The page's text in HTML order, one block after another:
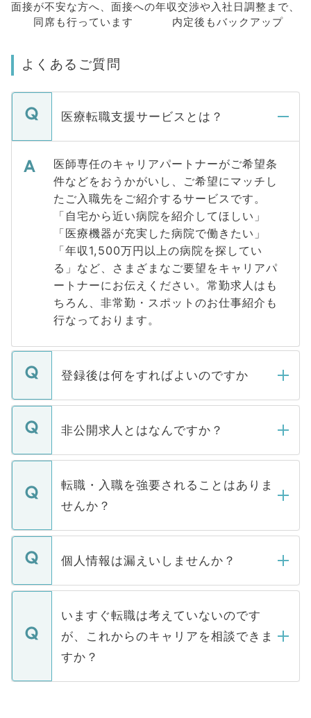
面接が不安な方へ、 面接への
同席も行っています
年収交渉や入社日調整まで、
内定後もバックアップ
よくあるご質問
医療転職支援サービスとは？
医師専任のキャリアパートナーがご希望条
件などをおうかがいし、ご希望にマッチし
たご入職先をご紹介するサービスです。
「自宅から近い病院を紹介してほしい」
「医療機器が充実した病院で働きたい」
「年収1,500万円以上の病院を探してい
る」など、さまざまなご要望をキャリアパ
ートナーにお伝えください。常勤求人はも
ちろん、非常勤・スポットのお仕事紹介も
行なっております。
登録後は何をすればよいのですか
ご登録いただきましたら、弊社担当者がご
登録内容を確認し、その後メールもしくは
ます。通常、5営業日以内にはご連絡をせて
いただきますので、しばらくお待ちくださ
非公開求人とはなんですか？
マイナビDOCTORで取り扱っている求人の
うち約3割は、Webサイトからご覧いただ
けない「非公開求人」です。非公開求人は
下記の理由によって、一般には公開してい
ません。
■応募殺到を避けるため 人気のある医療機
関を公にしてしまうと、応募が殺到する場
に、医療機関が求める条件に合った人材の
みを人材紹介会社に依頼するケースが増え
ています。
転職・入職を強要されることはありま
せんか？
転職・入職を強要することは一切ありませ
ん。また、仮に応募先から内定をいただい
定を承諾する必要はありません。内定先へ
の辞退の連絡はキャリアパートナーが行い
個人情報は漏えいしませんか？
個人情報が漏えいすることはありませんの
で、ご安心ください。当サイトからの登録
などで収集したご登録者様の個人情報は、
ご本人のキャリアアップおよび転職活動の
支援を目的に使用いたします。お預かりし
ているすべての個人データはご本人の許可
いますぐ転職は考えていないのです
が、これからのキャリアを相談できま
すか？